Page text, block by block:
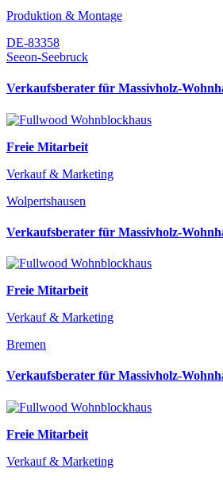
Produktion & Montage
DE-83358
Seeon-Seebruck
Verkaufsberater für Massivholz-
Freie Mitarbeit
Verkauf & Marketing
Wolpertshausen
Verkaufsberater für Massivholz-
Freie Mitarbeit
Verkauf & Marketing
Bremen
Verkaufsberater für Massivholz-
Freie Mitarbeit
Verkauf & Marketing